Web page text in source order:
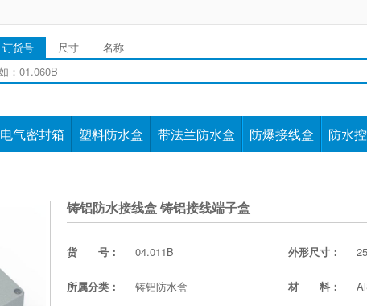
订货号 尺寸
名称
电气密封箱 塑料防水盒 带法兰防水盒 防爆接线盒 防水
铸铝防水接线盒 铸铝接线端子盒
货 号： 04.011B 外形尺寸：
所属分类： 铸铝防水盒 材 料：